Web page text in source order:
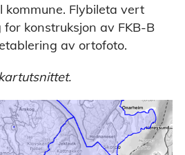
kommune. Flybileta vert
konstruksjon av FKB-B
av ortofoto.